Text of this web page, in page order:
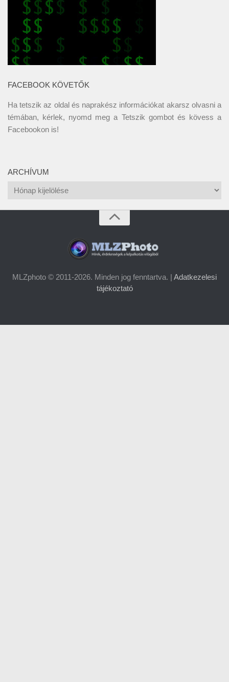
FACEBOOK KÖVETŐK
Ha tetszik az oldal és naprakész információkat akarsz olvasni a
témában, kérlek, nyomd meg a Tetszik gombot és kövess a
Facebookon is!
ARCHÍVUM
Archívum
MLZphoto © 2011-2026. Minden jog fenntartva. | Adatkezelesi
tájékoztató